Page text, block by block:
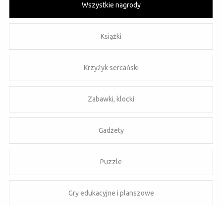
Wszystkie nagrody
Książki
Krzyżyk sercański
Zabawki, klocki
Gadżety
Puzzle
Gry edukacyjne i planszowe